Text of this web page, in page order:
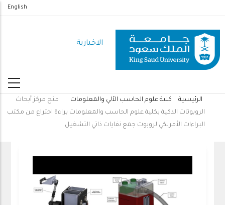
المحتوى
الرئيسي
English
الاخبارية
مسار
التنقل
الرئيسية كلية علوم الحاسب الآلي والمعلومات
منح مركز أبحاث
الروبوتات الذكية بكلية علوم الحاسب والمعلومات براءة اختراع من مكتب
البراءات الأمريكي لروبوت جمع نفايات ذاتي التشغيل